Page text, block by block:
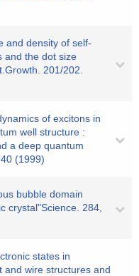
and density of self-
and the dot size
201/202.
of excitons in
well structure :
a deep quantum
(1999)
bubble domain
crystal"Science. 284,
states in
and wire structures and